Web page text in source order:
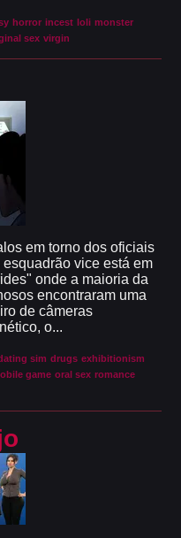
horror incest loli monster
sex virgin
em torno dos oficiais
vice está em
onde a maioria da
encontraram uma
de câmeras
o...
sim drugs exhibitionism
game oral sex romance